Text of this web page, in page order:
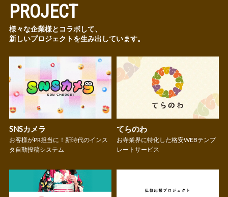
PROJECT
様々な企業様とコラボして、
新しいプロジェクトを生み出しています。
SNSカメラ
お客様がPR担当に！新時代のインス
タ自動投稿システム
てらのわ
お寺業界に特化した格安WEBテンプ
レートサービス